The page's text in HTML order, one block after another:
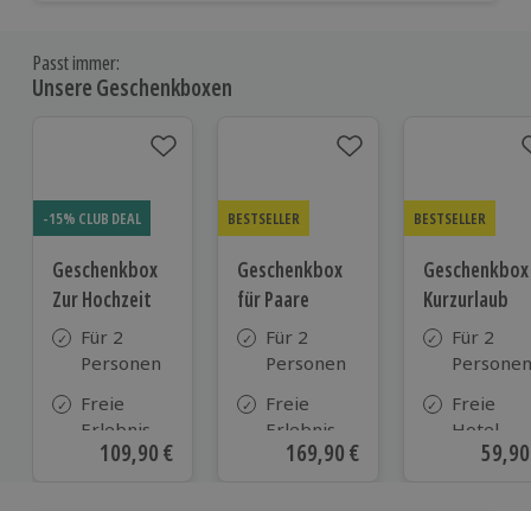
Passt immer:
Unsere Geschenkboxen
-15% CLUB DEAL
Geschenkbox
Zur Hochzeit
Für 2
Personen
Freie
Erlebnis-
Auswahl
Aktueller Preis
109,90 €
BESTSELLER
Geschenkbox
für Paare
Für 2
Personen
Freie
Erlebnis-
Auswahl
Aktueller Preis
169,90 €
BESTSELLER
Geschenkbox
Kurzurlaub
Für 2
Personen
Freie
Hotel-
Auswahl